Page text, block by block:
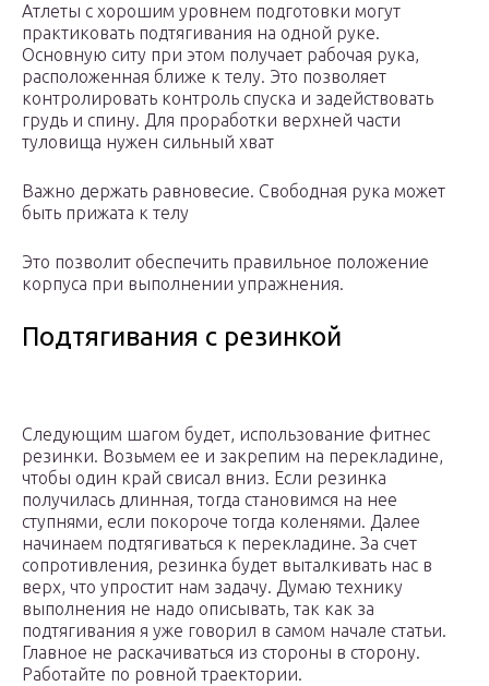
Атлеты с хорошим уровнем подготовки могут
практиковать подтягивания на одной руке.
Основную ситу при этом получает рабочая рука,
расположенная ближе к телу. Это позволяет
контролировать контроль спуска и задействовать
грудь и спину. Для проработки верхней части
туловища нужен сильный хват
Важно держать равновесие. Свободная рука может
быть прижата к телу
Это позволит обеспечить правильное положение
корпуса при выполнении упражнения.
Подтягивания с резинкой
Следующим шагом будет, использование фитнес
резинки. Возьмем ее и закрепим на перекладине,
чтобы один край свисал вниз. Если резинка
получилась длинная, тогда становимся на нее
ступнями, если покороче тогда коленями. Далее
начинаем подтягиваться к перекладине. За счет
сопротивления, резинка будет выталкивать нас в
верх, что упростит нам задачу. Думаю технику
выполнения не надо описывать, так как за
подтягивания я уже говорил в самом начале статьи.
Главное не раскачиваться из стороны в сторону.
Работайте по ровной траектории.